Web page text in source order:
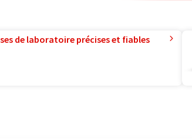
de laboratoire précises et fiables